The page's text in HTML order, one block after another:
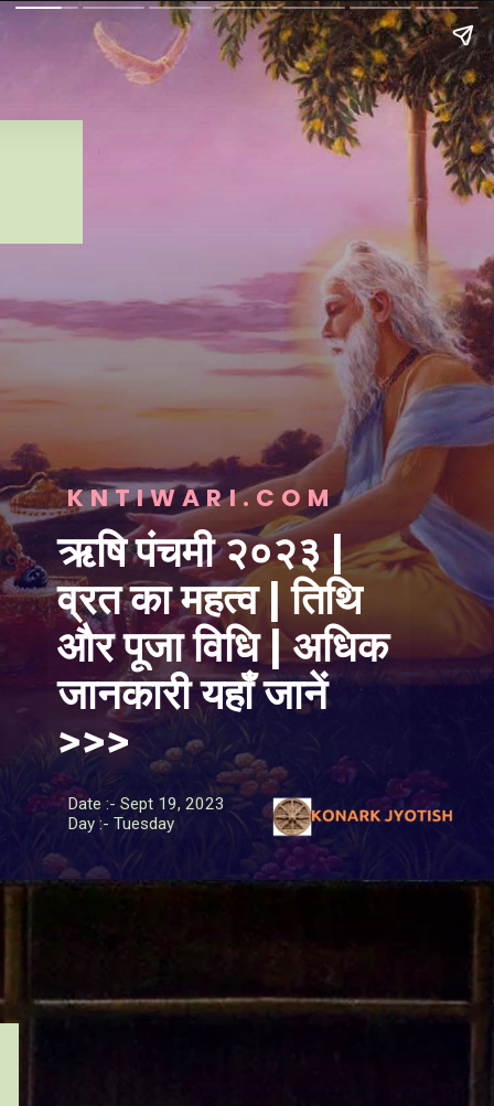
ऋषि पंचमी २०२३ |
व्रत का महत्व | तिथि
और पूजा विधि | अधिक
जानकारी यहाँ जानें
>>>
Date :- Sept 19, 2023
Day :- Tuesday
KNTIWARI.COM